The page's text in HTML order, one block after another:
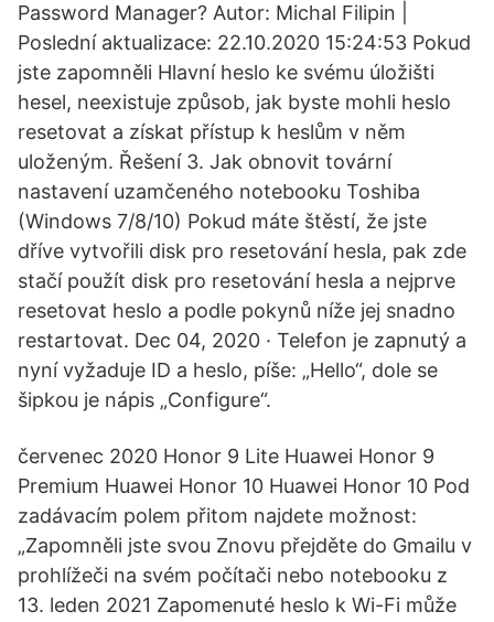
Password Manager? Autor: Michal Filipin |
Poslední aktualizace: 22.10.2020 15:24:53 Pokud
jste zapomněli Hlavní heslo ke svému úložišti
hesel, neexistuje způsob, jak byste mohli heslo
resetovat a získat přístup k heslům v něm
uloženým. Řešení 3. Jak obnovit tovární
nastavení uzamčeného notebooku Toshiba
(Windows 7/8/10) Pokud máte štěstí, že jste
dříve vytvořili disk pro resetování hesla, pak zde
stačí použít disk pro resetování hesla a nejprve
resetovat heslo a podle pokynů níže jej snadno
restartovat. Dec 04, 2020 · Telefon je zapnutý a
nyní vyžaduje ID a heslo, píše: „Hello“, dole se
šipkou je nápis „Configure“.
červenec 2020 Honor 9 Lite Huawei Honor 9
Premium Huawei Honor 10 Huawei Honor 10 Pod
zadávacím polem přitom najdete možnost:
„Zapomněli jste svou Znovu přejděte do Gmailu v
prohlížeči na svém počítači nebo notebooku z
13. leden 2021 Zapomenuté heslo k Wi-Fi může